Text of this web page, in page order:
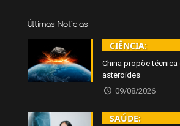
Últimas Notícias
CIÊNCIA:
China propõe técnica
asteroides
09/08/2026
SAÚDE: